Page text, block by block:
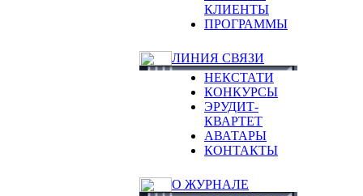
КЛИЕНТЫ
ПРОГРАММЫ
ЛИНИЯ СВЯЗИ
НЕКСТАТИ
КОНКУРСЫ
ЭРУДИТ-
КВАРТЕТ
АВАТАРЫ
КОНТАКТЫ
О ЖУРНАЛЕ